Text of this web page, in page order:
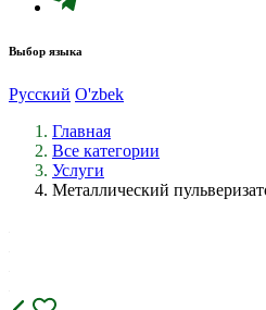
Выбор языка
Русский O'zbek
Главная
Все категории
Услуги
Металлический